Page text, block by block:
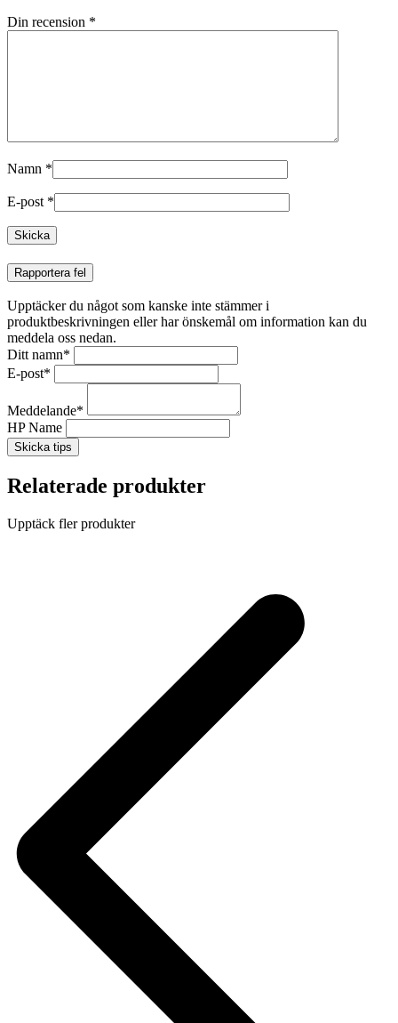
Din recension *
Namn *
E-post *
Rapportera fel
Upptäcker du något som kanske inte stämmer i
produktbeskrivningen eller har önskemål om information kan du
meddela oss nedan.
Ditt namn*
E-post*
Meddelande*
HP Name
Skicka tips
Relaterade produkter
Upptäck fler produkter